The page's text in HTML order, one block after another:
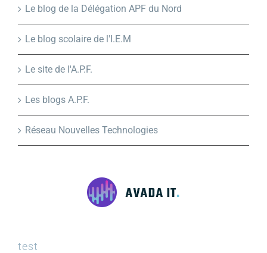
Le blog de la Délégation APF du Nord
Le blog scolaire de l'I.E.M
Le site de l'A.P.F.
Les blogs A.P.F.
Réseau Nouvelles Technologies
test